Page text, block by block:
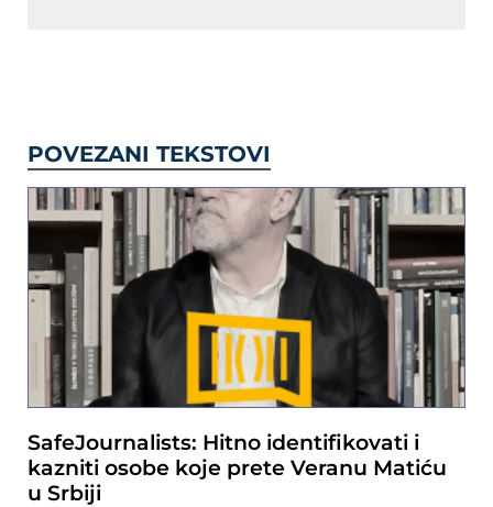
POVEZANI TEKSTOVI
SafeJournalists: Hitno identifikovati i
kazniti osobe koje prete Veranu Matiću
u Srbiji